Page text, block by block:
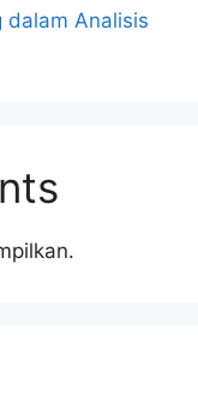
dalam Analisis